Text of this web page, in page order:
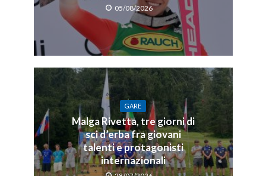
05/08/2026
GARE
Malga Rivetta, tre giorni di
sci d’erba fra giovani
talenti e protagonisti
internazionali